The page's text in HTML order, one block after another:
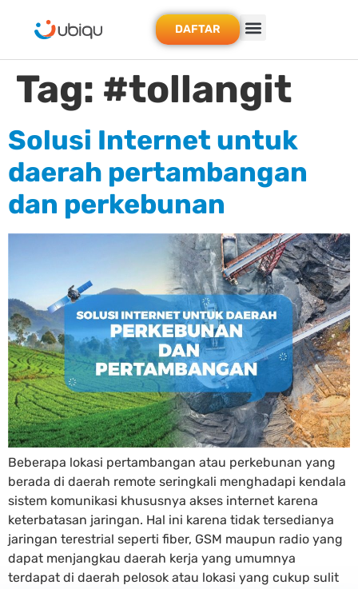
DAFTAR
Tag: #tollangit
Solusi Internet untuk
daerah pertambangan
dan perkebunan
Beberapa lokasi pertambangan atau perkebunan yang
berada di daerah remote seringkali menghadapi kendala
sistem komunikasi khususnya akses internet karena
keterbatasan jaringan. Hal ini karena tidak tersedianya
jaringan terestrial seperti fiber, GSM maupun radio yang
dapat menjangkau daerah kerja yang umumnya
terdapat di daerah pelosok atau lokasi yang cukup sulit